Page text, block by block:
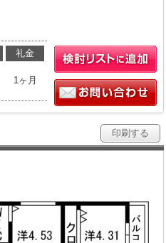
礼金
1ヶ月
印刷する